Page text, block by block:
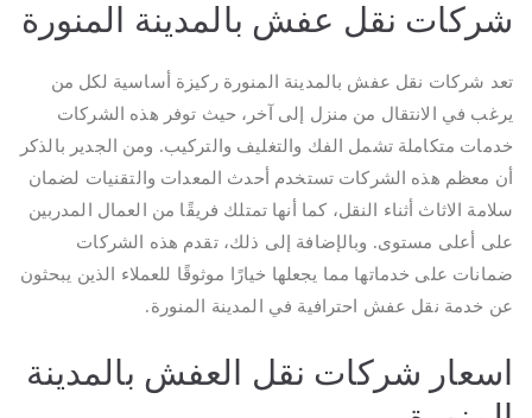
شركات نقل عفش بالمدينة المنورة
تعد شركات نقل عفش بالمدينة المنورة ركيزة أساسية لكل من
يرغب في الانتقال من منزل إلى آخر، حيث توفر هذه الشركات
خدمات متكاملة تشمل الفك والتغليف والتركيب. ومن الجدير بالذكر
أن معظم هذه الشركات تستخدم أحدث المعدات والتقنيات لضمان
سلامة الاثاث أثناء النقل، كما أنها تمتلك فريقًا من العمال المدربين
على أعلى مستوى. وبالإضافة إلى ذلك، تقدم هذه الشركات
ضمانات على خدماتها مما يجعلها خيارًا موثوقًا للعملاء الذين يبحثون
عن خدمة نقل عفش احترافية في المدينة المنورة.
اسعار شركات نقل العفش بالمدينة